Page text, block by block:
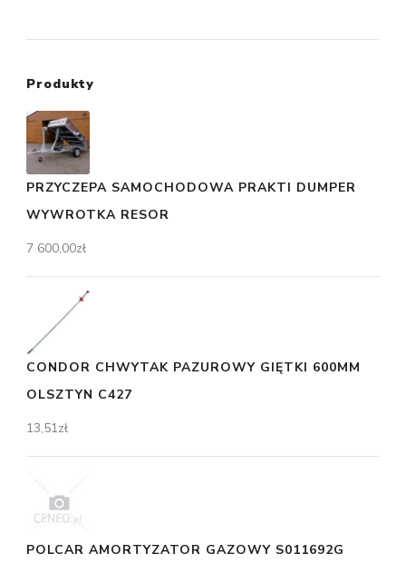
Produkty
PRZYCZEPA SAMOCHODOWA PRAKTI DUMPER
WYWROTKA RESOR
7 600,00zł
CONDOR CHWYTAK PAZUROWY GIĘTKI 600MM
OLSZTYN C427
13,51zł
POLCAR AMORTYZATOR GAZOWY S011692G